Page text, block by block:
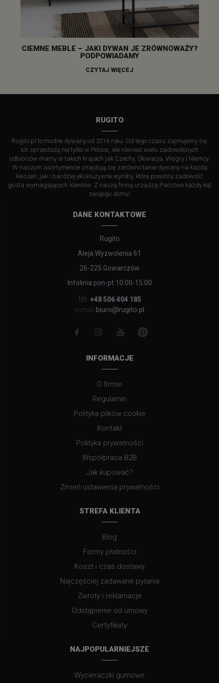
CIEMNE MEBLE – JAKI DYWAN JE ZRÓWNOWAŻY?
PODPOWIADAMY
CZYTAJ WIĘCEJ
RUGITO
Rugito.pl to modne dywany od 2016 roku. Od tego czasu zajmujemy się
ich sprzedażą nie tylko w Polsce, ale również wielu zadowolonych
odbiorców mamy w takich krajach jak Czechy, Słowacja, Węgry i Niemcy.
W naszym asortymencie znajdują się zarówno tanie dywany na każdą
kieszeń, jak i bardziej ekskluzywne wyroby, które powinny zadowolić
gusta wymagających klientów. Z naszą firmą urządzą Państwo każdy kąt
swojego domu!
DANE KONTAKTOWE
Rugito
Aleja Wyzwolenia 61
26-225 Gowarczów
Infolinia pon-pt 10:00-15:00
tel.
+48 506 404 185
e-mail: biuro@rugito.pl
INFORMACJE
O firmie
Regulamin
Polityka plików cookie
Kontakt
Polityka prywatności
Współpraca B2B
Jak kupować?
Zmień ustawienia prywatności
STREFA KLIENTA
Blog
Formy płatności
Koszt i czas dostawy
Najczęściej zadawane pytania
Zwroty i reklamacje
Odstąpienie od umowy
Certyfikaty
NAJPOPULARNIEJSZE
Wycieraczki gumowe